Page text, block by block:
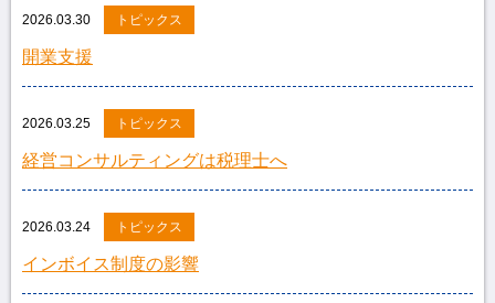
2026.03.30 トピックス
開業支援
2026.03.25 トピックス
経営コンサルティングは税理士へ
2026.03.24 トピックス
インボイス制度の影響